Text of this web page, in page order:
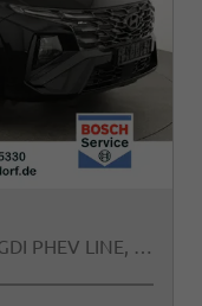
N Line Plug-In Hybrid 2WD 1.6 T-GDI PHEV LINE, Navi, Kamera, Side, Winter